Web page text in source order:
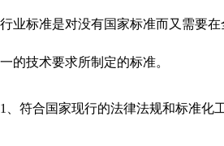
行业标准是对没有国家标准而又需要
一的技术要求所制定的标准。
1、符合国家现行的法律法规和标准化